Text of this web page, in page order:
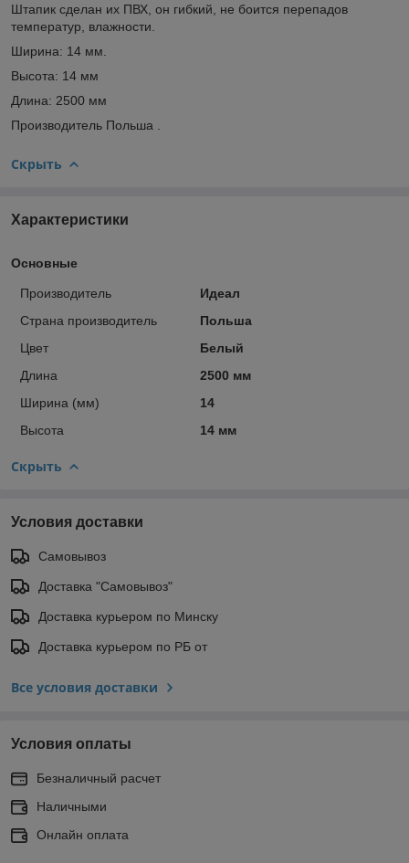
Штапик сделан их ПВХ, он гибкий, не боится перепадов
температур, влажности.
Ширина: 14 мм.
Высота: 14 мм
Длина: 2500 мм
Производитель Польша .
Скрыть
Характеристики
Основные
Производитель
Идеал
Страна производитель
Польша
Цвет
Белый
Длина
2500 мм
Ширина (мм)
14
Высота
14 мм
Скрыть
Условия доставки
Самовывоз
Доставка "Самовывоз"
Доставка курьером по Минску
Доставка курьером по РБ от
Все условия доставки
Условия оплаты
Безналичный расчет
Наличными
Онлайн оплата